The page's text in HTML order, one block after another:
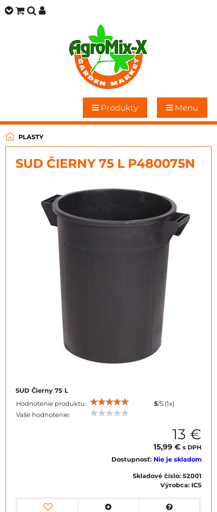
Produkty Menu
PLASTY
SUD ČIERNY 75 L P480075N
SUD Čierny 75 L
Hodnotenie produktu:
5/5 (1x)
Vaše hodnotenie:
13 €
15,99 € s DPH
Dostupnosť: Nie je skladom
Skladové číslo: 52001
Výrobca: ICS